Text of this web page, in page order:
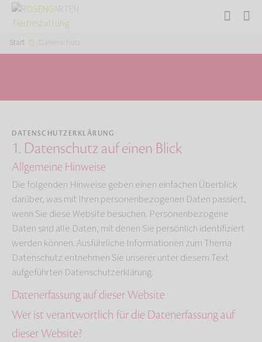
Start Datenschutz
DATENSCHUTZERKLÄRUNG
1. Datenschutz auf einen Blick
Allgemeine Hinweise
Die folgenden Hinweise geben einen einfachen Überblick
darüber, was mit Ihren personenbezogenen Daten passiert,
wenn Sie diese Website besuchen. Personenbezogene
Daten sind alle Daten, mit denen Sie persönlich identifiziert
werden können. Ausführliche Informationen zum Thema
Datenschutz entnehmen Sie unserer unter diesem Text
aufgeführten Datenschutzerklärung.
Datenerfassung auf dieser Website
Wer ist verantwortlich für die Datenerfassung auf
dieser Website?